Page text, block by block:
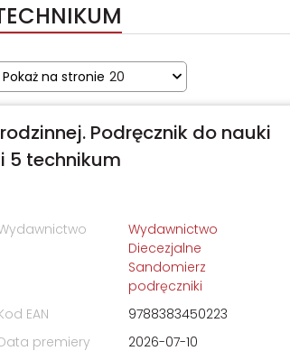
Pokaż na stronie 20
Podręcznik do nauki
5 technikum
Wydawnictwo
Diecezjalne
Sandomierz
podręczniki
EAN
9788383450223
premiery
2026-07-10